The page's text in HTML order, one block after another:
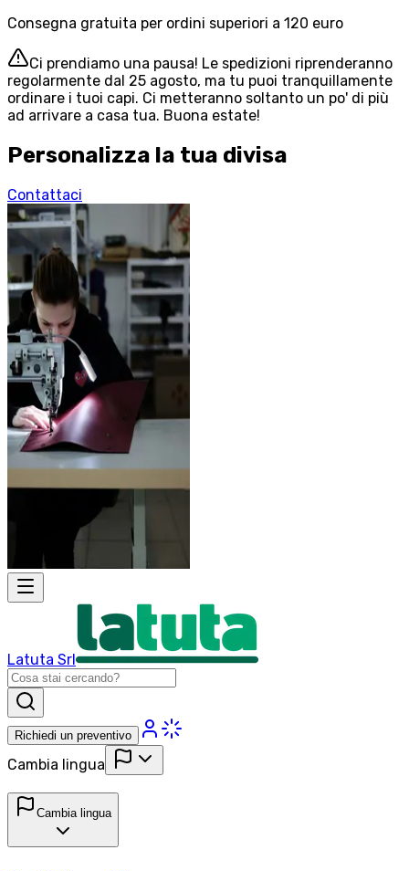
Consegna gratuita per ordini superiori a 120 euro
Ci prendiamo una pausa! Le spedizioni riprenderanno
regolarmente dal 25 agosto, ma tu puoi tranquillamente
ordinare i tuoi capi. Ci metteranno soltanto un po' di più
ad arrivare a casa tua. Buona estate!
Personalizza la tua divisa
Contattaci
Latuta Srl
Richiedi un preventivo
Cambia lingua
Cambia lingua